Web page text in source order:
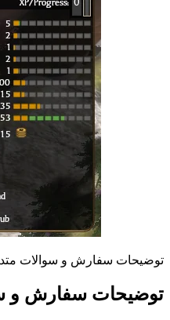
توضیحات سفارش و سوالات
توضیحات سفارش و